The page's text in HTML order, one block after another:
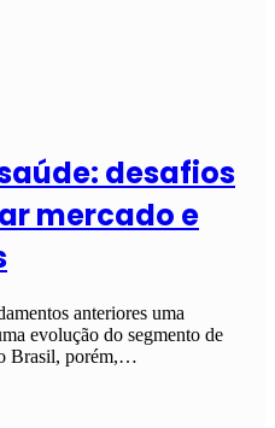
desafios
mercado e
anteriores uma
evolução do segmento de
Brasil, porém,…